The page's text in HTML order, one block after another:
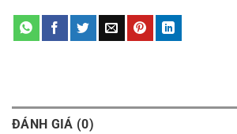
ĐÁNH GIÁ (0)